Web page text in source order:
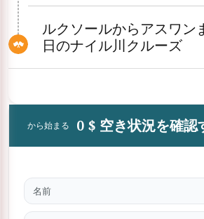
ルクソールからアスワン
日のナイル川クルーズ
から始まる 0 $ 空き状況を確認